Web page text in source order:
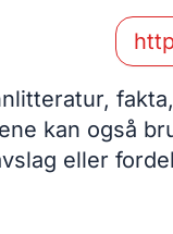
kan også
eller